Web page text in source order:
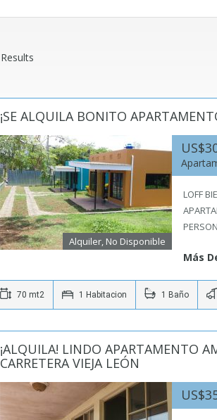
Results
¡SE ALQUILA BONITO
Alquiler, No Disponible
LOFF
Más
70 mt2 1 Habitacion 1 Baño
¡ALQUILA! LINDO APARTAMENTO
CARRETERA VIEJA LEÓN